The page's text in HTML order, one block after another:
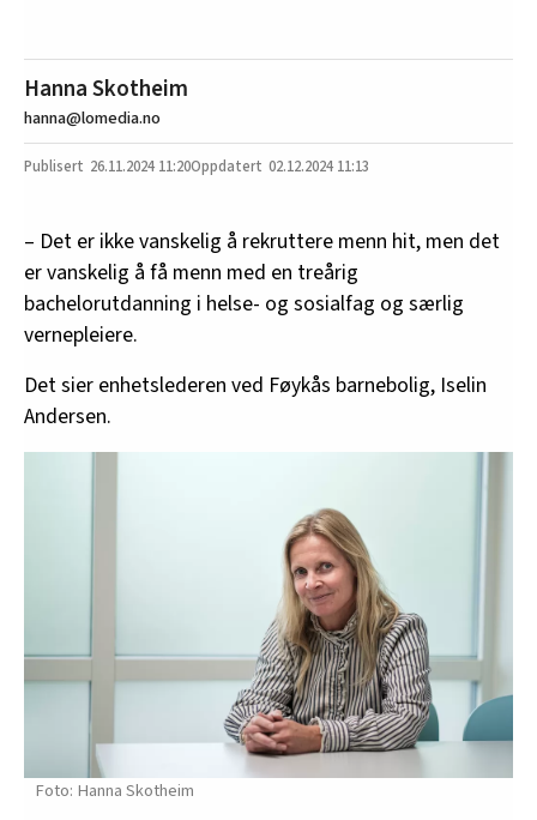
Hanna Skotheim
hanna@lomedia.no
26.11.2024 11:20 02.12.2024 11:13
– Det er ikke vanskelig å rekruttere menn hit, men det
er vanskelig å få menn med en treårig
bachelorutdanning i helse- og sosialfag og særlig
vernepleiere.
Det sier enhetslederen ved Føykås barnebolig, Iselin
Andersen.
Hanna Skotheim